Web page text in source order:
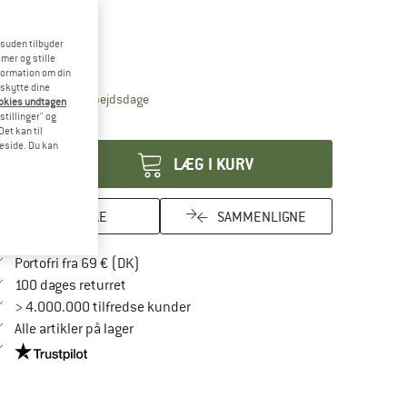
4-6 arbejdsdageLinket åbnes i en infoboks og indeholder
LÆG I KURV
HUSKE SAMMENLIGNE
Portofri fra 69 € (DK)
100 dages returretGå til returretten her Åbnes i en infoboks
> 4.000.000 tilfredse kunder
Alle artikler på lager
Vi er Trustpilot-certificeret - oplysningerne får du
tilbyder
og stille
om din
dine
undtagen
og
kan til
Du kan